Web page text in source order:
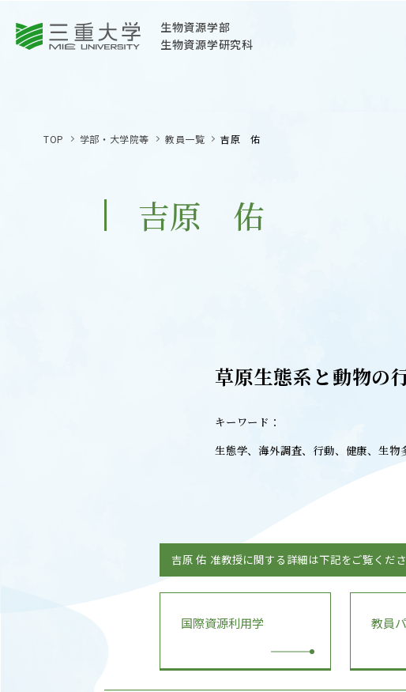
三重大学
生物資源学部
生物資源学研究科
生物資源学研究科
TEL 059-232-1211（代表）
教職員専用（学内）
農学がつなぐミライ
ABOUT
研究
EVENTS
イベントカレンダ
TOP 学部・大学院等 教員一覧 吉原 佑
吉原 佑
草原生態系と動物の
キーワード：
生態学、海外調査、行動、健康、生物
吉原 佑 准教授に関する詳細は下記をご覧くださ
国際資源利用学 教員